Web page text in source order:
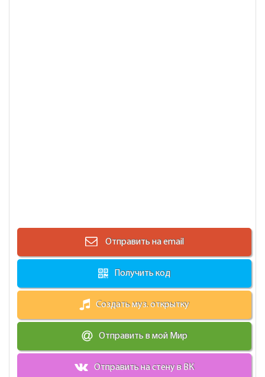
Отправить на email
Получить код
Создать муз. открытку
Отправить в мой Мир
Отправить на стену в ВК